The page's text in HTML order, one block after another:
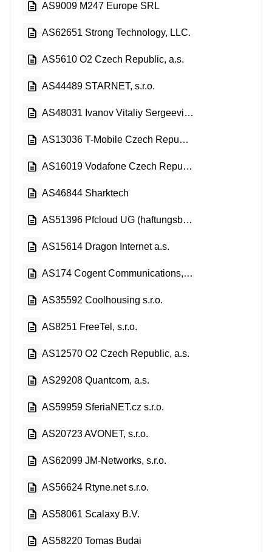
AS9009 M247 Europe SRL
AS62651 Strong Technology, LLC.
AS5610 O2 Czech Republic, a.s.
AS44489 STARNET, s.r.o.
AS48031 Ivanov Vitaliy Sergeevich
AS13036 T-Mobile Czech Republic a.s.
AS16019 Vodafone Czech Republic a.s.
AS46844 Sharktech
AS51396 Pfcloud UG (haftungsbeschrankt)
AS15614 Dragon Internet a.s.
AS174 Cogent Communications, LLC
AS35592 Coolhousing s.r.o.
AS8251 FreeTel, s.r.o.
AS12570 O2 Czech Republic, a.s.
AS29208 Quantcom, a.s.
AS59959 SferiaNET.cz s.r.o.
AS20723 AVONET, s.r.o.
AS62099 JM-Networks, s.r.o.
AS56624 Rtyne.net s.r.o.
AS58061 Scalaxy B.V.
AS58220 Tomas Budai